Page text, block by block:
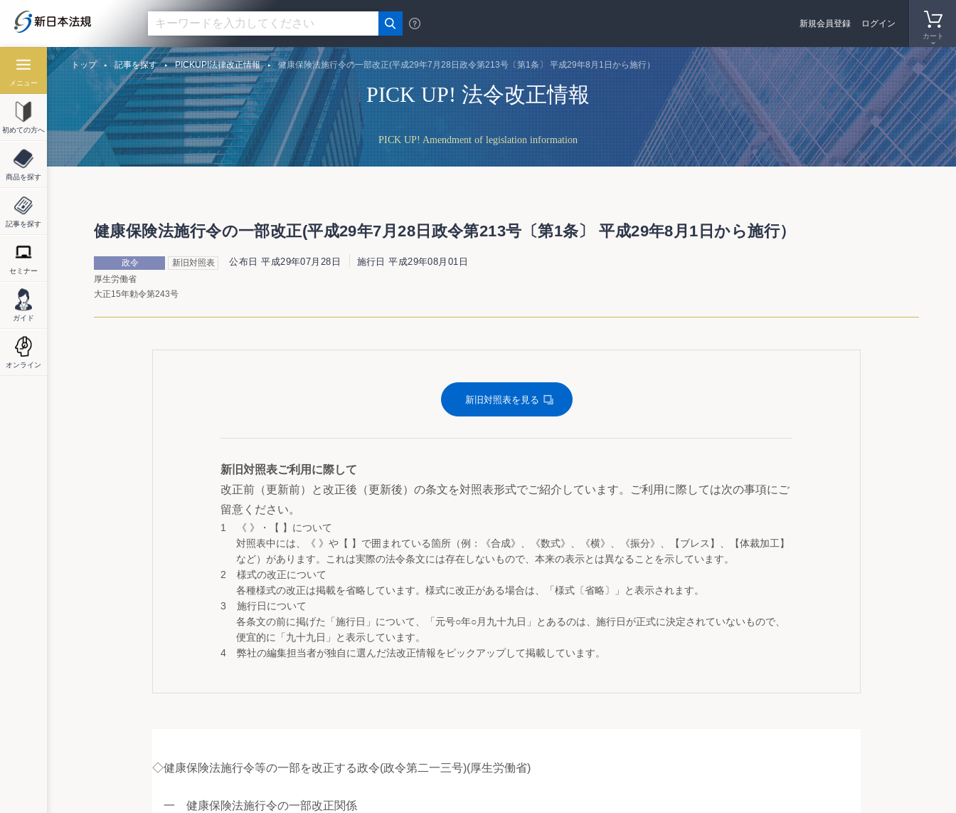
カート
新規会員登録 ログイン
メニュー
初めての方へ
商品を探す
記事を探す
セミナー
ガイド
オンライン
PICK UP! 法令改正情報
PICK UP! Amendment of legislation information
トップ 記事を探す PICKUP!法律改正情報 健康保険法施行令の一部改正(平成29年7月28日政令第213号〔第1条〕 平成29年8月1日から施行）
健康保険法施行令の一部改正(平成29年7月28日政令第213号〔第1条〕 平成29年8月1日から施行）
政令 新旧対照表 公布日 平成29年07月28日 施行日 平成29年08月01日
厚生労働省
大正15年勅令第243号
新旧対照表を見る
新旧対照表ご利用に際して
改正前（更新前）と改正後（更新後）の条文を対照表形式でご紹介しています。ご利用に際しては次の事項にご
留意ください。
《 》・【 】について
対照表中には、《 》や【 】で囲まれている箇所（例：《合成》、《数式》、《横》、《振分》、【ブレス】、【体裁加工】
など）があります。これは実際の法令条文には存在しないもので、本来の表示とは異なることを示しています。
様式の改正について
各種様式の改正は掲載を省略しています。様式に改正がある場合は、「様式〔省略〕」と表示されます。
施行日について
各条文の前に掲げた「施行日」について、「元号○年○月九十九日」とあるのは、施行日が正式に決定されていないもので、
便宜的に「九十九日」と表示しています。
弊社の編集担当者が独自に選んだ法改正情報をピックアップして掲載しています。
◇健康保険法施行令等の一部を改正する政令(政令第二一三号)(厚生労働省)
一 健康保険法施行令の一部改正関係